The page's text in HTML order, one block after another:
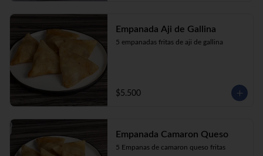
Empanada Aji de Gallina
5 empanadas fritas de aji de gallina
$5.500
Empanada Camaron Queso
5 Empanas de camaron queso fritas